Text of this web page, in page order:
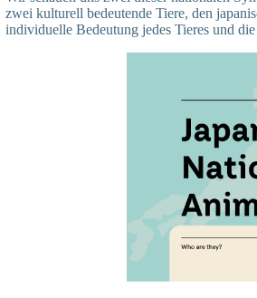
zwei kulturell bedeutende Tiere, den
individuelle Bedeutung jedes Tieres und